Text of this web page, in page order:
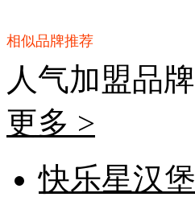
相似品牌推荐
人气加盟品牌
更多 >
快乐星汉堡